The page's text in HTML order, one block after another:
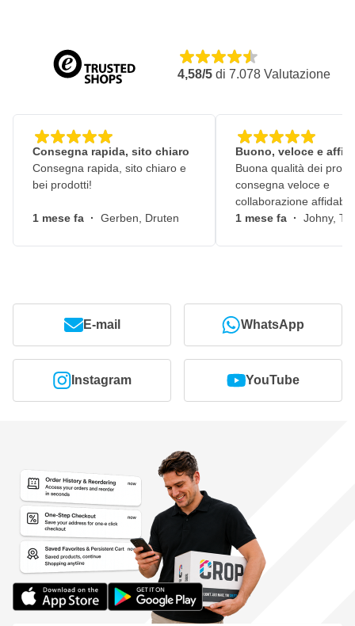
4,58/5 di 7.078 Valutazione
Consegna rapida, sito chiaro
Consegna rapida, sito chiaro e
bei prodotti!
1 mese fa · Gerben, Druten
Buono, veloce e
Buona qualità dei
consegna veloce e
collaborazione
1 mese fa · Johny,
E-mail WhatsApp
Instagram YouTube